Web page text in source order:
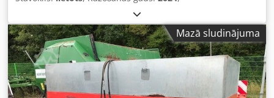
Mazā sludinājuma